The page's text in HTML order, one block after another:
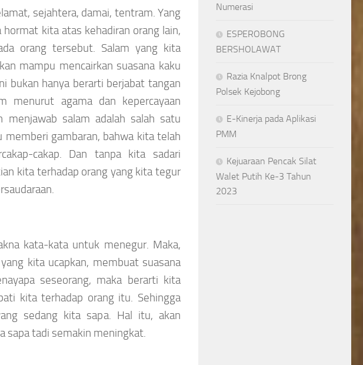
sejahtera, damai, tentram. Yang
kita atas kehadiran orang lain,
orang tersebut. Salam yang kita
mampu mencairkan suasana kaku
bukan hanya berarti berjabat tangan
menurut agama dan kepercayaan
menjawab salam adalah salah satu
memberi gambaran, bahwa kita telah
cakap. Dan tanpa kita sadari
kita terhadap orang yang kita tegur
kata-kata untuk menegur. Maka,
kita ucapkan, membuat suasana
seseorang, maka berarti kita
kita terhadap orang itu. Sehingga
sedang kita sapa. Hal itu, akan
sapa tadi semakin meningkat.
Numerasi
ESPEROBONG
BERSHOLAWAT
Razia Knalpot Brong
Polsek Kejobong
E-Kinerja pada Aplikasi
PMM
Kejuaraan Pencak Silat
Walet Putih Ke-3 Tahun
2023